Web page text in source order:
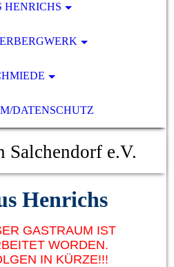
HENRICHS
DATENSCHUTZ
Salchendorf e.V.
Henrichs
GASTRAUM IST
WORDEN.
IN KÜRZE!!!